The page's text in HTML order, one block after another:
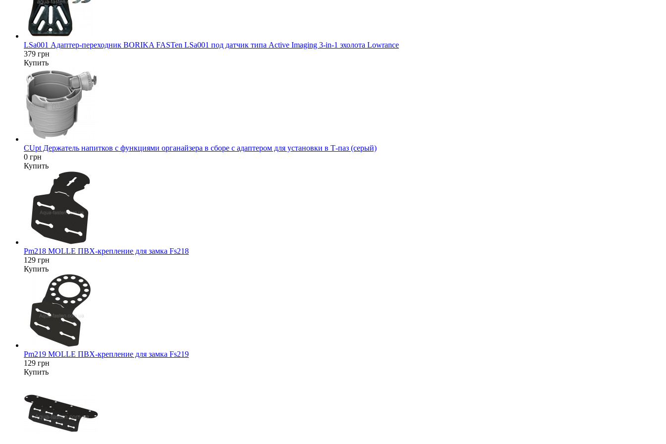
LSa001 Адаптер-переходник BORIKA FASTen LSa001 под датчик типа Active Imaging 3-in-1 эхолота Lowrance
379 грн
Купить
CUpt Держатель напитков с функциями органайзера в сборе с адаптером для установки в Т-паз (серый)
0 грн
Купить
Pm218 MOLLE ПВХ-крепление для замка Fs218
129 грн
Купить
Pm219 MOLLE ПВХ-крепление для замка Fs219
129 грн
Купить